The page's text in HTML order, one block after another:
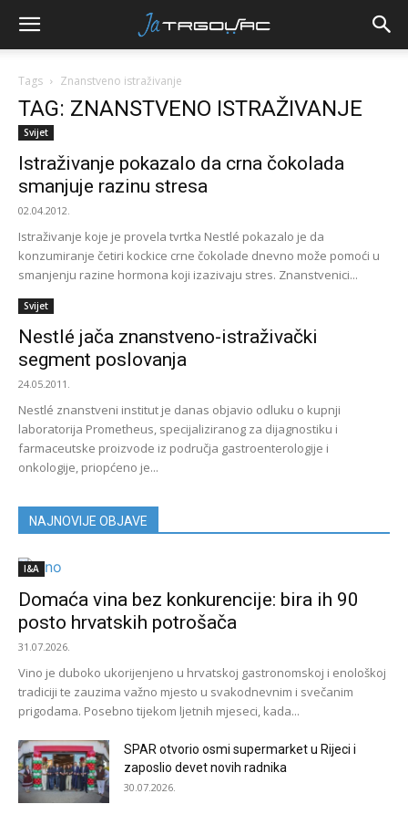
Tags Znanstveno istraživanje
TAG: ZNANSTVENO ISTRAŽIVANJE
Svijet
Istraživanje pokazalo da crna čokolada
smanjuje razinu stresa
02.04.2012.
Istraživanje koje je provela tvrtka Nestlé pokazalo je da
konzumiranje četiri kockice crne čokolade dnevno može pomoći u
smanjenju razine hormona koji izazivaju stres. Znanstvenici...
Svijet
Nestlé jača znanstveno-istraživački
segment poslovanja
24.05.2011.
Nestlé znanstveni institut je danas objavio odluku o kupnji
laboratorija Prometheus, specijaliziranog za dijagnostiku i
farmaceutske proizvode iz područja gastroenterologije i
onkologije, priopćeno je...
NAJNOVIJE OBJAVE
I&A
Domaća vina bez konkurencije: bira ih 90
posto hrvatskih potrošača
31.07.2026.
Vino je duboko ukorijenjeno u hrvatskoj gastronomskoj i enološkoj
tradiciji te zauzima važno mjesto u svakodnevnim i svečanim
prigodama. Posebno tijekom ljetnih mjeseci, kada...
SPAR otvorio osmi supermarket u Rijeci i
zaposlio devet novih radnika
30.07.2026.